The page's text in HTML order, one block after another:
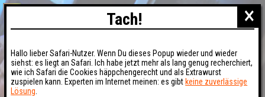
×
Tach!
Hallo lieber Safari-Nutzer. Wenn Du dieses Popup wieder und wieder
siehst: es liegt an Safari. Ich habe jetzt mehr als lang genug recherchiert,
wie ich Safari die Cookies häppchengerecht und als Extrawurst
zuspielen kann. Experten im Internet meinen: es gibt keine zuverlässige
Lösung